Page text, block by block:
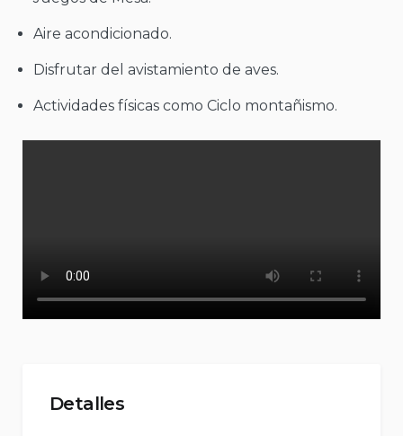
Aire acondicionado.
Disfrutar del avistamiento de aves.
Actividades físicas como Ciclo montañismo.
Detalles